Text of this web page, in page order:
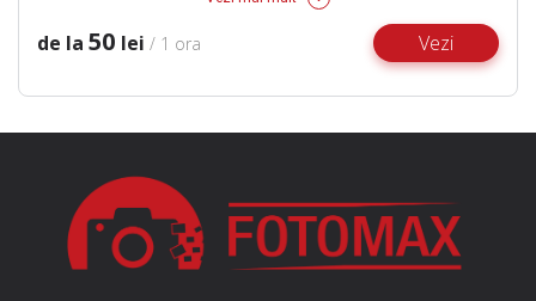
de la 50 lei / 1 ora Vezi